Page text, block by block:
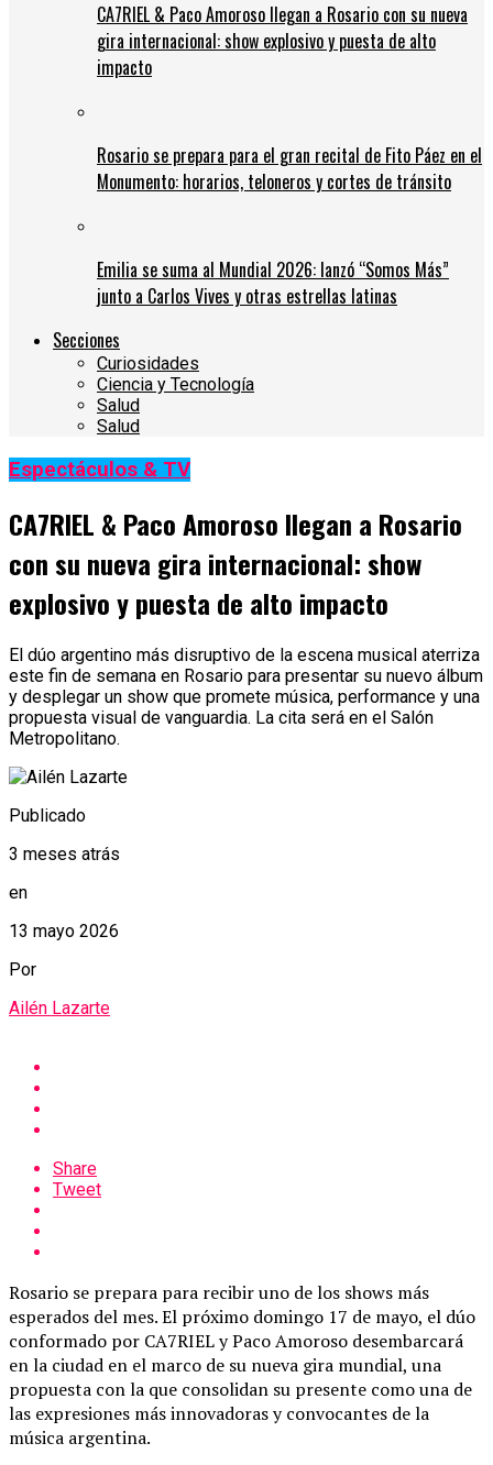
CA7RIEL & Paco Amoroso llegan a Rosario con su nueva
gira internacional: show explosivo y puesta de alto
impacto
Rosario se prepara para el gran recital de Fito Páez en el
Monumento: horarios, teloneros y cortes de tránsito
Emilia se suma al Mundial 2026: lanzó “Somos Más”
junto a Carlos Vives y otras estrellas latinas
Secciones
Curiosidades
Ciencia y Tecnología
Salud
Salud
Espectáculos & TV
CA7RIEL & Paco Amoroso llegan a Rosario
con su nueva gira internacional: show
explosivo y puesta de alto impacto
El dúo argentino más disruptivo de la escena musical aterriza
este fin de semana en Rosario para presentar su nuevo álbum
y desplegar un show que promete música, performance y una
propuesta visual de vanguardia. La cita será en el Salón
Metropolitano.
Publicado
3 meses atrás
en
13 mayo 2026
Por
Ailén Lazarte
Share
Tweet
Rosario se prepara para recibir uno de los shows más
esperados del mes. El próximo domingo 17 de mayo, el dúo
conformado por CA7RIELyPaco Amoroso desembarcará
en la ciudad en el marco de su nueva gira mundial, una
propuesta con la que consolidan su presente como una de
las expresiones más innovadoras y convocantes de la
música argentina.